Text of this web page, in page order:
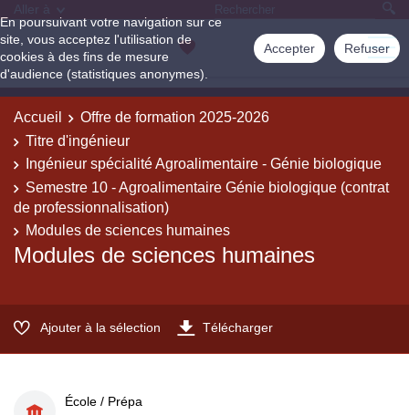
En poursuivant votre navigation sur ce
site, vous acceptez l'utilisation de
cookies à des fins de mesure
d'audience (statistiques anonymes).
Accepter Refuser
Accueil
Offre de formation 2025-2026
Titre d'ingénieur
Ingénieur spécialité Agroalimentaire - Génie biologique
Semestre 10 - Agroalimentaire Génie biologique (contrat
de professionnalisation)
Modules de sciences humaines
Modules de sciences humaines
Ajouter à la sélection Télécharger
École / Prépa